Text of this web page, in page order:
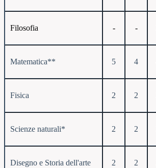
Filosofia - -
Matematica** 5 4
Fisica 2 2
Scienze naturali* 2 2
Disegno e Storia dell'arte 2 2